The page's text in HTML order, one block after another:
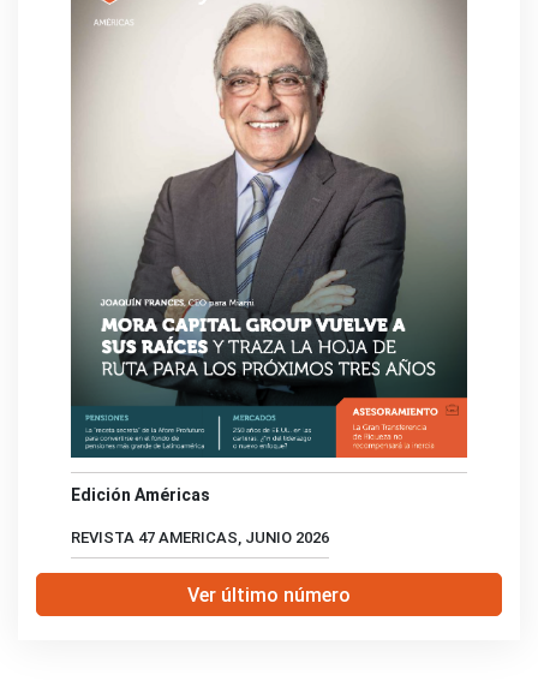
Edición Américas
REVISTA 47 AMERICAS, JUNIO 2026
Ver último número